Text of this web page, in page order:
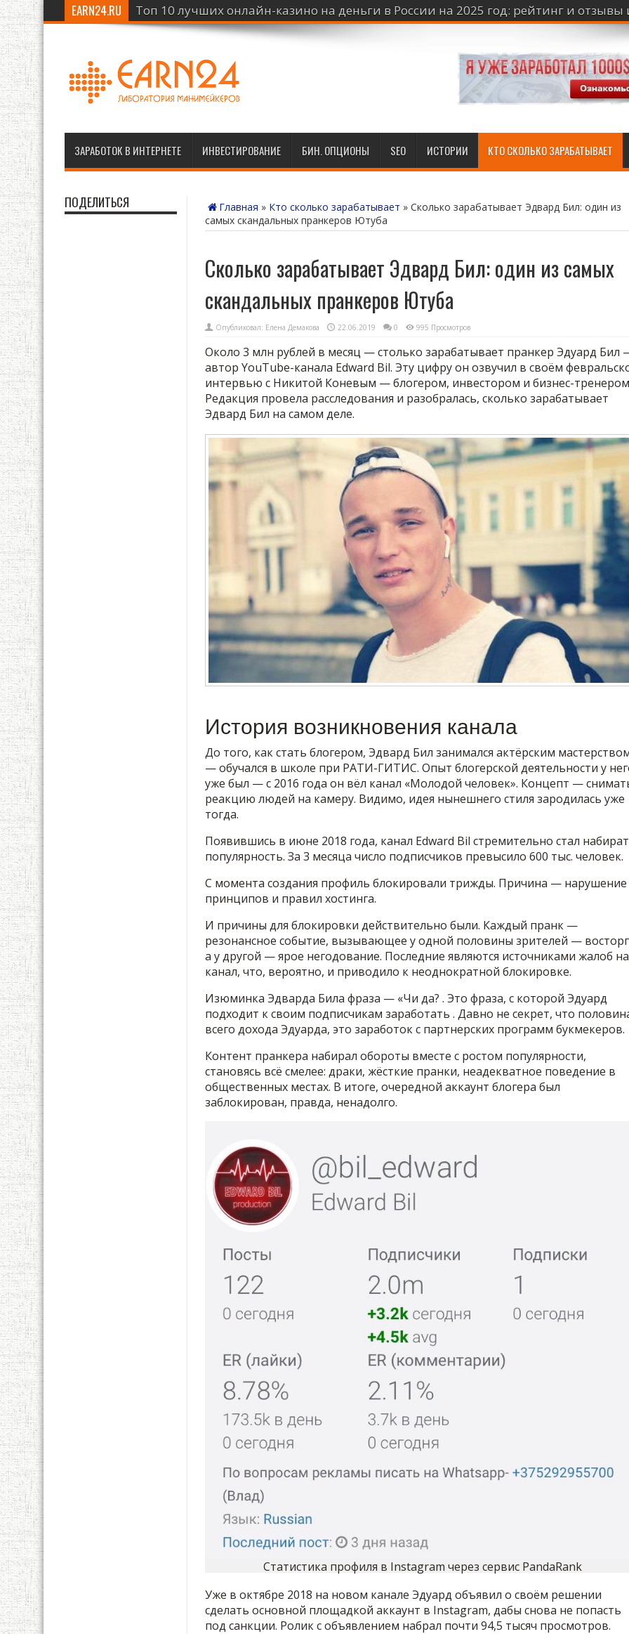
EARN24.RU Топ 10 лучших онлайн-казино на деньги в России на 2025 год: рейтинг и отзывы
ЗАРАБОТОК В ИНТЕРНЕТЕ ИНВЕСТИРОВАНИЕ БИН. ОПЦИОНЫ SEO ИСТОРИИ КТО СКОЛЬКО ЗАРАБАТЫВАЕТ
Главная » Кто сколько зарабатывает » Сколько зарабатывает Эдвард Бил: один из
самых скандальных пранкеров Ютуба
Сколько зарабатывает Эдвард Бил: один из самых
скандальных пранкеров Ютуба
Опубликовал: Елена Демакова 22.06.2019 0 995 Просмотров
Около 3 млн рублей в месяц — столько зарабатывает пранкер Эдуард Бил
автор YouTube-канала Edward Bil. Эту цифру он озвучил в своём
интервью с Никитой Коневым — блогером, инвестором и бизнес-
Редакция провела расследования и разобралась, сколько зарабатывает
Эдвард Бил на самом деле.
История возникновения канала
До того, как стать блогером, Эдвард Бил занимался актёрским
— обучался в школе при РАТИ-ГИТИС. Опыт блогерской деятельности у
уже был — с 2016 года он вёл канал «Молодой человек». Концепт —
реакцию людей на камеру. Видимо, идея нынешнего стиля зародилась уже
тогда.
Появившись в июне 2018 года, канал Edward Bil стремительно стал
популярность. За 3 месяца число подписчиков превысило 600 тыс. человек.
С момента создания профиль блокировали трижды. Причина — нарушение
принципов и правил хостинга.
И причины для блокировки действительно были. Каждый пранк —
резонансное событие, вызывающее у одной половины зрителей —
а у другой — ярое негодование. Последние являются источниками жалоб на
канал, что, вероятно, и приводило к неоднократной блокировке.
Изюминка Эдварда Била фраза — «Чи да? . Это фраза, с которой Эдуард
подходит к своим подписчикам заработать . Давно не секрет, что
всего дохода Эдуарда, это заработок с партнерских программ букмекеров.
Контент пранкера набирал обороты вместе с ростом популярности,
становясь всё смелее: драки, жёсткие пранки, неадекватное поведение в
общественных местах. В итоге, очередной аккаунт блогера был
заблокирован, правда, ненадолго.
Статистика профиля в Instagram через сервис PandaRank
Уже в октябре 2018 на новом канале Эдуард объявил о своём решении
сделать основной площадкой аккаунт в Instagram, дабы снова не попасть
под санкции. Ролик с объявлением набрал почти 94,5 тысяч просмотров.
ПОДЕЛИТЬСЯ